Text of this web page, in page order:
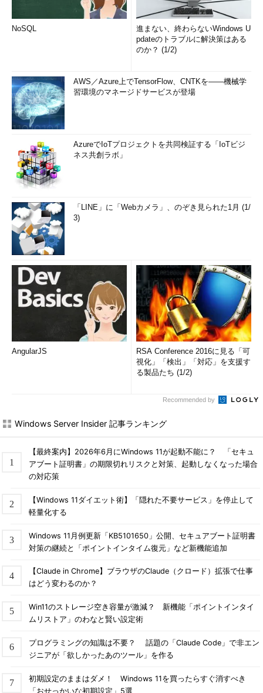
NoSQL
進まない、終わらないWindows U
pdateのトラブルに解決策はある
のか？ (1/2)
AWS／Azure上でTensorFlow、CNTKを――機械学
習環境のマネージドサービスが登場
AzureでIoTプロジェクトを共同検証する「IoTビジ
ネス共創ラボ」
「LINE」に「Webカメラ」、のぞき見られた1月 (1/
3)
AngularJS
RSA Conference 2016に見る「可
視化」「検出」「対応」を支援す
る製品たち (1/2)
Recommended by
Windows Server Insider 記事ランキング
【最終案内】2026年6月にWindows 11が起動不能に？ 「セキュ
アブート証明書」の期限切れリスクと対策、起動しなくなった場合
の対応策
【Windows 11ダイエット術】「隠れた不要サービス」を停止して
軽量化する
Windows 11月例更新「KB5101650」公開、セキュアブート証明書
対策の継続と「ポイントインタイム復元」など新機能追加
【Claude in Chrome】ブラウザのClaude（クロード）拡張で仕事
はどう変わるのか？
Win11のストレージ空き容量が激減？ 新機能「ポイントインタイ
ムリストア」のわなと賢い設定術
プログラミングの知識は不要？ 話題の「Claude Code」で非エン
ジニアが「欲しかったあのツール」を作る
初期設定のままはダメ！ Windows 11を買ったらすぐ消すべき
「おせっかいな初期設定」5選